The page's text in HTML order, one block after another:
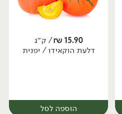
יח׳
15.90
₪/ ק״ג
דלעת הוקאידו / יפנית
הוספה לסל